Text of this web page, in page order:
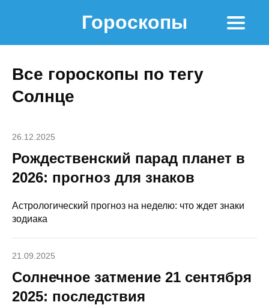
Гороскопы
Все гороскопы по тегу
Солнце
26.12.2025
Рождественский парад планет в
2026: прогноз для знаков
Астрологический прогноз на неделю: что ждет знаки
зодиака
21.09.2025
Солнечное затмение 21 сентября
2025: последствия